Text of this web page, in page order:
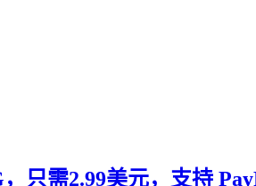
只需2.99美元，支持